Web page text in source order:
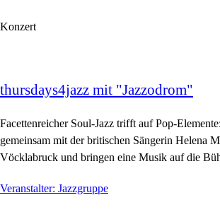
Konzert
thursdays4jazz mit "Jazzodrom"
Facettenreicher Soul-Jazz trifft auf Pop-
gemeinsam mit der britischen Sängerin Helena
Vöcklabruck und bringen eine Musik auf die
Veranstalter: Jazzgruppe